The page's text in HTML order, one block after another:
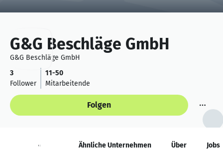
G&G Beschläge GmbH
G&G Beschläge GmbH
3
Follower
11-50
Mitarbeitende
Folgen
Neuigkeiten Ähnliche Unternehmen Über Jobs